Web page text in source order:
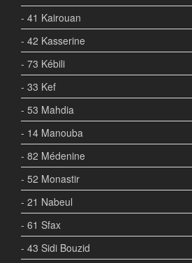
- 41 Kairouan
- 42 Kasserine
- 73 Kébili
- 33 Kef
- 53 Mahdia
- 14 Manouba
- 82 Médenine
- 52 Monastir
- 21 Nabeul
- 61 Sfax
- 43 Sidi Bouzid